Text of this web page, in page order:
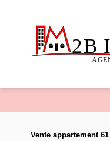
Vente appartement